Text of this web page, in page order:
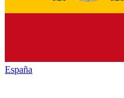
España